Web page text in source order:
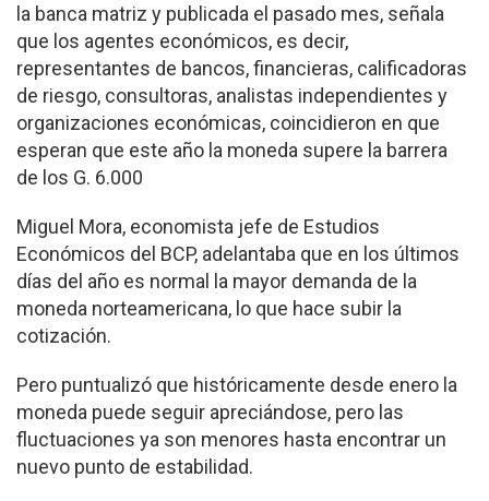
la banca matriz y publicada el pasado mes, señala
que los agentes económicos, es decir,
representantes de bancos, financieras, calificadoras
de riesgo, consultoras, analistas independientes y
organizaciones económicas, coincidieron en que
esperan que este año la moneda supere la barrera
de los G. 6.000
Miguel Mora, economista jefe de Estudios
Económicos del BCP, adelantaba que en los últimos
días del año es normal la mayor demanda de la
moneda norteamericana, lo que hace subir la
cotización.
Pero puntualizó que históricamente desde enero la
moneda puede seguir apreciándose, pero las
fluctuaciones ya son menores hasta encontrar un
nuevo punto de estabilidad.